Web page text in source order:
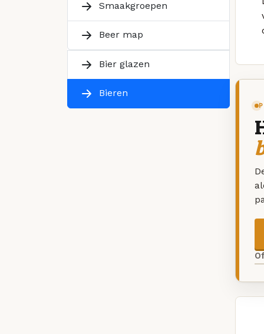
Smaakgroepen
Beer map
Bier glazen
Bieren